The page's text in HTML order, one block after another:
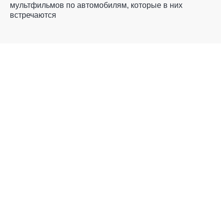
мультфильмов по автомобилям, которые в них
встречаются